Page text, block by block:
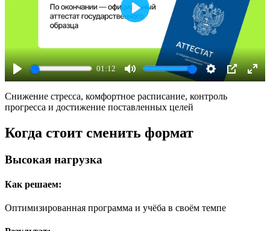
Play
01:12
Mute Settings
PIP
Play
Снижение стресса, комфортное расписание, контроль
прогресса и достижение поставленных целей
Когда стоит сменить формат
Высокая нагрузка
Как решаем:
Оптимизированная программа и учёба в своём темпе